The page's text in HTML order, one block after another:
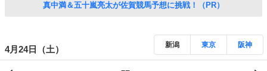
真中満＆五十嵐亮太が佐賀競馬予想に挑戦！（PR）
4月24日（土） 新潟 東京 阪神